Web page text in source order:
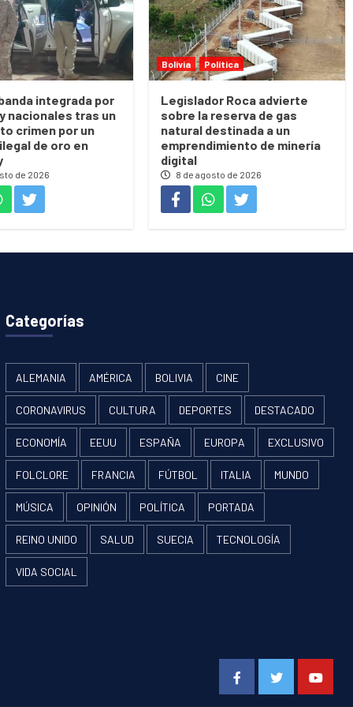
integrada por
nacionales tras un
crimen por un
de oro en
de 2026
Bolivia Política
Legislador Roca advierte
sobre la reserva de gas
natural destinada a un
emprendimiento de minería
digital
8 de agosto de 2026
Categorías
ALEMANIA AMÉRICA BOLIVIA CINE
CORONAVIRUS CULTURA DEPORTES DESTACADO
ECONOMÍA EEUU ESPAÑA EUROPA EXCLUSIVO
FOLCLORE FRANCIA FÚTBOL ITALIA MUNDO
MÚSICA OPINIÓN POLÍTICA PORTADA
REINO UNIDO SALUD SUECIA TECNOLOGÍA
VIDA SOCIAL
FacebookTwitter Youtube